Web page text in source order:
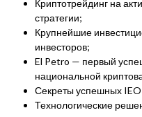
Криптотрейдинг на
стратегии;
Крупнейшие
инвесторов;
El Petro — первый
национальной
Секреты успешных
Технологические